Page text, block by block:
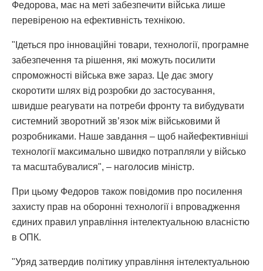
Федорова, має на меті забезпечити війська лише
перевіреною на ефективність технікою.
"Ідеться про інноваційні товари, технології, програмне
забезпечення та рішення, які можуть посилити
спроможності війська вже зараз. Це дає змогу
скоротити шлях від розробки до застосування,
швидше реагувати на потреби фронту та вибудувати
системний зворотний зв’язок між військовими й
розробниками. Наше завдання – щоб найефективніші
технології максимально швидко потрапляли у військо
та масштабувалися", – наголосив міністр.
При цьому Федоров також повідомив про посилення
захисту прав на оборонні технології і впровадження
єдиних правил управління інтелектуальною власністю
в ОПК.
"Уряд затвердив політику управління інтелектуальною